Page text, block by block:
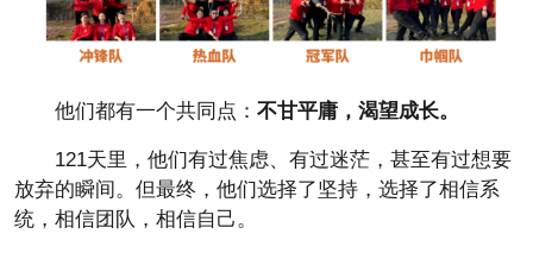
他们都有一个共同点： 不甘平庸，渴望成长。
121天里，他们有过焦虑、有过迷茫，甚至有过想要
放弃的瞬间。但最终，他们选择了坚持，选择了相信系
统，相信团队，相信自己。